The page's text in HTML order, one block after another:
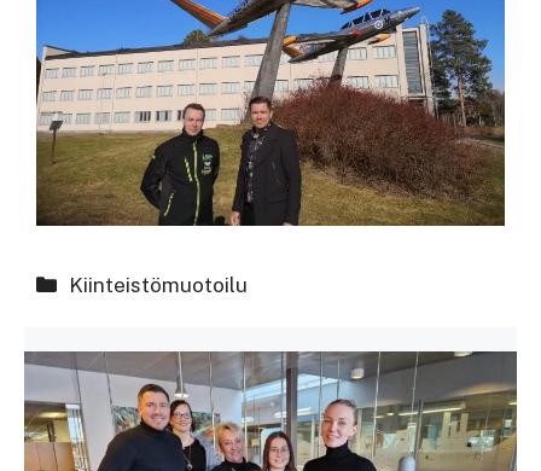
Kategoriat
Kiinteistömuotoilu